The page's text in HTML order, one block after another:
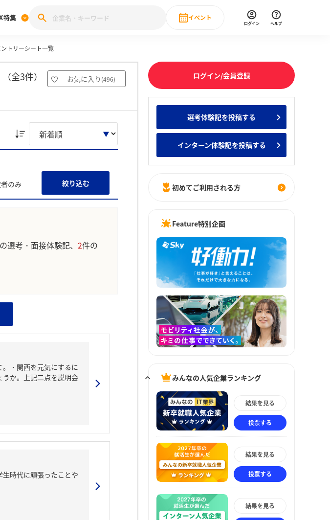
稿キャンペーン
ランド調査
みんなの新卒就職人気企業ランキング みんなのインターン人気企業ランキ
特集
28卒 IT・DX現場社員インタビュー
イベント
直近のイベント一覧
ログイン ヘルプ
トリーシート一覧
全3件） お気に入り (496)
のみ 絞り込む
選考・面接体験記、 2件の
。・関西を元気にするに
か。上記二点を説明会
時代に頑張ったことや
ログイン/会員登録
選考体験記を投稿する
インターン体験記を投稿する
初めてご利用される方
Feature特別企画
みんなの人気企業ランキング
結果を見る
投票する
結果を見る
投票する
結果を見る